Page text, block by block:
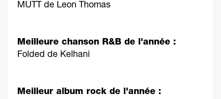
MUTT de Leon Thomas
Meilleure chanson R&B de l'année :
Folded de Kelhani
Meilleur album rock de l'année :